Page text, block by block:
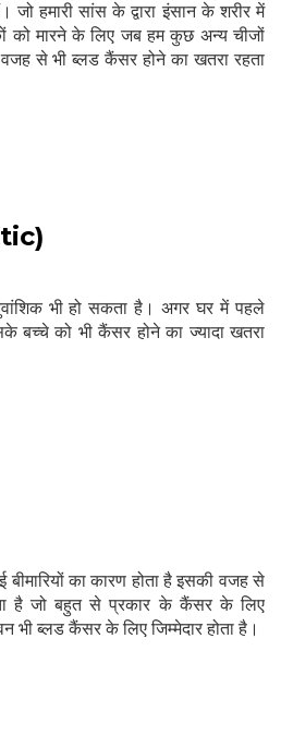
हमारी सांस के द्वारा इंसान के शरीर में
को मारने के लिए जब हम कुछ अन्य चीजों
से भी ब्लड कैंसर होने का खतरा रहता
भी हो सकता है। अगर घर में पहले
बच्चे को भी कैंसर होने का ज्यादा खतरा
का कारण होता है इसकी वजह से
है जो बहुत से प्रकार के कैंसर के लिए
भी ब्लड कैंसर के लिए जिम्मेदार होता है।